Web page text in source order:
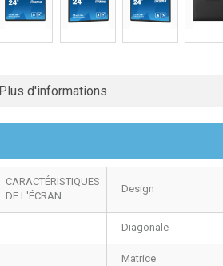
Plus d'informations
CARACTÉRISTIQUES
DE L'ÉCRAN
Design
Diagonale
Matrice